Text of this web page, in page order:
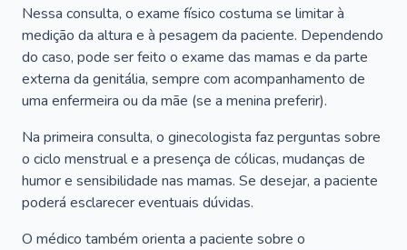
Nessa consulta, o exame físico costuma se limitar à
medição da altura e à pesagem da paciente. Dependendo
do caso, pode ser feito o exame das mamas e da parte
externa da genitália, sempre com acompanhamento de
uma enfermeira ou da mãe (se a menina preferir).
Na primeira consulta, o ginecologista faz perguntas sobre
o ciclo menstrual e a presença de cólicas, mudanças de
humor e sensibilidade nas mamas. Se desejar, a paciente
poderá esclarecer eventuais dúvidas.
O médico também orienta a paciente sobre o